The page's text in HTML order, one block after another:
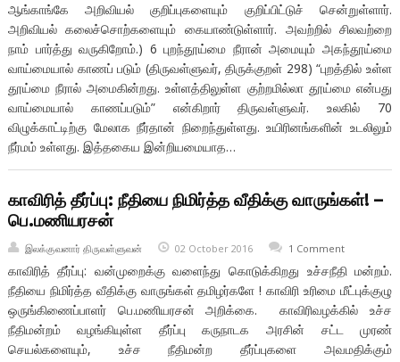
ஆங்காங்கே அறிவியல் குறிப்புகளையும் குறிப்பிட்டுச் சென்றுள்ளார்.
அறிவியல் கலைச்சொற்களையும் கையாண்டுள்ளார். அவற்றில் சிலவற்றை
நாம் பார்த்து வருகிறோம்.) 6 புறந்தூய்மை நீரான் அமையும் அகந்தூய்மை
வாய்மையால் காணப் படும் (திருவள்ளுவர், திருக்குறள் 298) “புறத்தில் உள்ள
தூய்மை நீரால் அமைகின்றது. உள்ளத்திலுள்ள குற்றமில்லா தூய்மை என்பது
வாய்மையால் காணப்படும்” என்கிறார் திருவள்ளுவர். உலகில் 70
விழுக்காட்டிற்கு மேலாக நீர்தான் நிறைந்துள்ளது. உயிரினங்களின் உடலிலும்
நீர்மம் உள்ளது. இத்தகைய இன்றியமையாத…
காவிரித் தீர்ப்பு: நீதியை நிமிர்த்த வீதிக்கு வாருங்கள்! –
பெ.மணியரசன்
இலக்குவனார் திருவள்ளுவன் 02 October 2016 1 Comment
காவிரித் தீர்ப்பு: வன்முறைக்கு வளைந்து கொடுக்கிறது உச்சநீதி மன்றம்.
நீதியை நிமிர்த்த வீதிக்கு வாருங்கள் தமிழர்களே ! காவிரி உரிமை மீட்புக்குழு
ஒருங்கிணைப்பாளர் பெ.மணியரசன் அறிக்கை. காவிரிவழக்கில் உச்ச
நீதிமன்றம் வழங்கியுள்ள தீர்ப்பு கருநாடக அரசின் சட்ட முரண்
செயல்களையும், உச்ச நீதிமன்ற தீர்ப்புகளை அவமதிக்கும்